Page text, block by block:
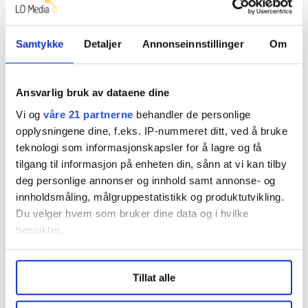
Samtykke Detaljer Annonseinnstillinger Om
Ansvarlig bruk av dataene dine
Vi og våre 21 partnerne behandler de personlige
opplysningene dine, f.eks. IP-nummeret ditt, ved å bruke
teknologi som informasjonskapsler for å lagre og få
tilgang til informasjon på enheten din, sånn at vi kan tilby
deg personlige annonser og innhold samt annonse- og
innholdsmåling, målgruppestatistikk og produktutvikling.
Du velger hvem som bruker dine data og i hvilke
hensikter.
Undermer infokan du lese om hvordan dine personlige
data behandles og hvordan du kan velge hvordan de skal
brukes. Du kan hele tiden endre eller trekke tilbake ditt
Tillat alle
Her finner du informasjon om debattinnlegg og
kronikker til FriFagbevegelse
Del artikkel
Nå:5stillingsannonser